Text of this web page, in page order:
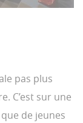
pas plus
C’est sur une
de jeunes